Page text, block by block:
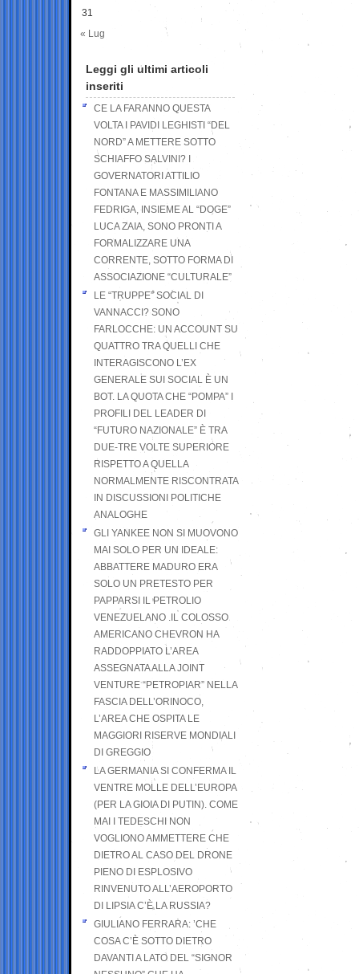
31
« Lug
Leggi gli ultimi articoli
inseriti
CE LA FARANNO QUESTA
VOLTA I PAVIDI LEGHISTI “DEL
NORD” A METTERE SOTTO
SCHIAFFO SALVINI? I
GOVERNATORI ATTILIO
FONTANA E MASSIMILIANO
FEDRIGA, INSIEME AL “DOGE”
LUCA ZAIA, SONO PRONTI A
FORMALIZZARE UNA
CORRENTE, SOTTO FORMA DI
ASSOCIAZIONE “CULTURALE”
LE “TRUPPE” SOCIAL DI
VANNACCI? SONO
FARLOCCHE: UN ACCOUNT SU
QUATTRO TRA QUELLI CHE
INTERAGISCONO L’EX
GENERALE SUI SOCIAL È UN
BOT. LA QUOTA CHE “POMPA” I
PROFILI DEL LEADER DI
“FUTURO NAZIONALE” È TRA
DUE-TRE VOLTE SUPERIORE
RISPETTO A QUELLA
NORMALMENTE RISCONTRATA
IN DISCUSSIONI POLITICHE
ANALOGHE
GLI YANKEE NON SI MUOVONO
MAI SOLO PER UN IDEALE:
ABBATTERE MADURO ERA
SOLO UN PRETESTO PER
PAPPARSI IL PETROLIO
VENEZUELANO .IL COLOSSO
AMERICANO CHEVRON HA
RADDOPPIATO L’AREA
ASSEGNATA ALLA JOINT
VENTURE “PETROPIAR” NELLA
FASCIA DELL’ORINOCO,
L’AREA CHE OSPITA LE
MAGGIORI RISERVE MONDIALI
DI GREGGIO
LA GERMANIA SI CONFERMA IL
VENTRE MOLLE DELL’EUROPA
(PER LA GIOIA DI PUTIN). COME
MAI I TEDESCHI NON
VOGLIONO AMMETTERE CHE
DIETRO AL CASO DEL DRONE
PIENO DI ESPLOSIVO
RINVENUTO ALL’AEROPORTO
DI LIPSIA C’È LA RUSSIA?
GIULIANO FERRARA: ’CHE
COSA C’È SOTTO DIETRO
DAVANTI A LATO DEL “SIGNOR